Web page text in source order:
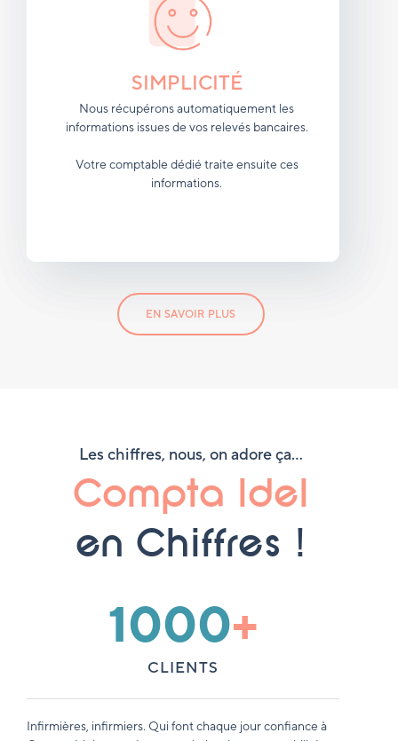
SIMPLICITÉ
Nous récupérons automatiquement les
informations issues de vos relevés bancaires.
Votre comptable dédié traite ensuite ces
informations.
EN SAVOIR PLUS
Les chiffres, nous, on adore ça…
Compta Idel
en Chiffres !
CLIENTS
1000+
Infirmières, infirmiers. Qui font chaque jour confiance à